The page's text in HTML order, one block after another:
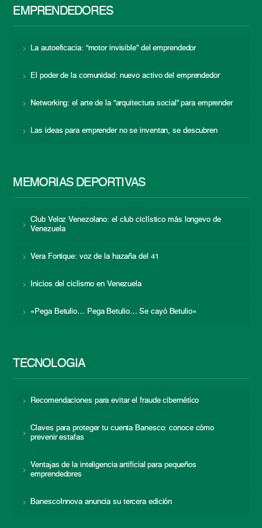
EMPRENDEDORES
La autoeficacia: “motor invisible” del emprendedor
El poder de la comunidad: nuevo activo del emprendedor
Networking: el arte de la “arquitectura social” para emprender
Las ideas para emprender no se inventan, se descubren
MEMORIAS DEPORTIVAS
Club Veloz Venezolano: el club ciclístico más longevo de
Venezuela
Vera Fortique: voz de la hazaña del 41
Inicios del ciclismo en Venezuela
«Pega Betulio… Pega Betulio… Se cayó Betulio»
TECNOLOGÍA
Recomendaciones para evitar el fraude cibernético
Claves para proteger tu cuenta Banesco: conoce cómo
prevenir estafas
Ventajas de la inteligencia artificial para pequeños
emprendedores
BanescoInnova anuncia su tercera edición